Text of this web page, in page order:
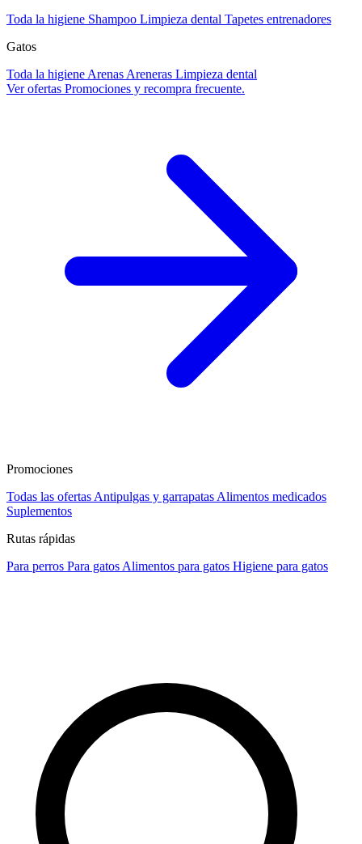
Toda la higiene Shampoo Limpieza dental Tapetes entrenadores
Gatos
Toda la higiene Arenas Areneras Limpieza dental
Ver ofertas Promociones y recompra frecuente.
Promociones
Todas las ofertas Antipulgas y garrapatas Alimentos medicados
Suplementos
Rutas rápidas
Para perros Para gatos Alimentos para gatos Higiene para gatos